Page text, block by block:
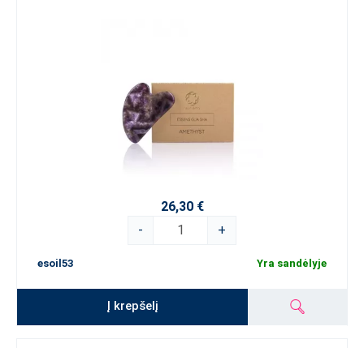
26,30 €
-
+
esoil53 Yra sandėlyje
Į krepšelį